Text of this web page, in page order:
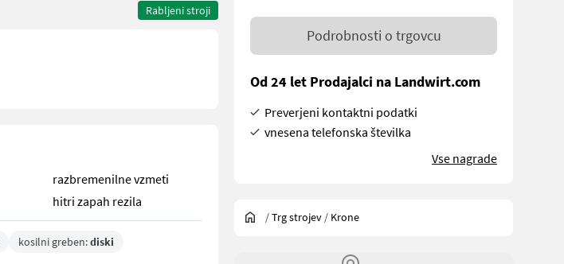
Rabljeni stroji
razbremenilne vzmeti
hitri zapah rezila
kosilni greben:diski
Podrobnosti o trgovcu
Od 24 let Prodajalci na Landwirt.com
Preverjeni kontaktni podatki
vnesena telefonska številka
Vse nagrade
/Trg strojev / Krone